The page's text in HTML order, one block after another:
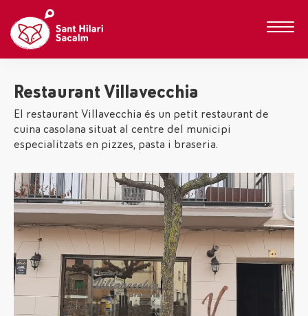
Restaurant Villavecchia
El restaurant Villavecchia és un petit restaurant de
cuina casolana situat al centre del municipi
especialitzats en pizzes, pasta i braseria.